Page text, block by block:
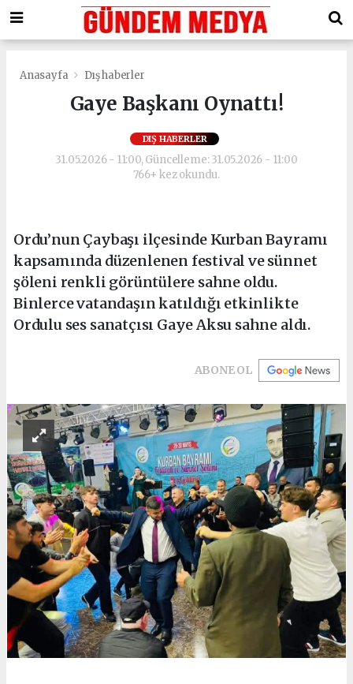
Anasayfa Dış haberler
Gaye Başkanı Oynattı!
DIŞ HABERLER
31.05.2026 - 11:00, Güncelleme: 31.05.2026 - 11:00
766+ kez okundu.
Ordu’nun Çaybaşı ilçesinde Kurban Bayramı
kapsamında düzenlenen festival ve sünnet
şöleni renkli görüntülere sahne oldu.
Binlerce vatandaşın katıldığı etkinlikte
Ordulu ses sanatçısı Gaye Aksu sahne aldı.
ABONE OL